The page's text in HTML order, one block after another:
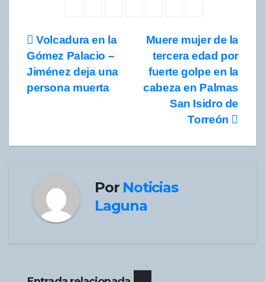
Navegación
de
entradas
Muere mujer de la
tercera edad por
fuerte golpe en la
cabeza en Palmas
San Isidro de
Torreón
Volcadura en la
Gómez Palacio –
Jiménez deja una
persona muerta
Por Noticias
Laguna